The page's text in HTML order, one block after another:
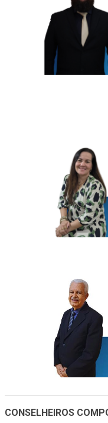
CONSELHEIROS